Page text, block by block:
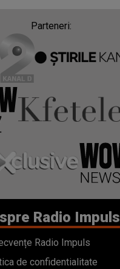
Parteneri:
Radio Impuls
Radio Impuls
de confidentialitate